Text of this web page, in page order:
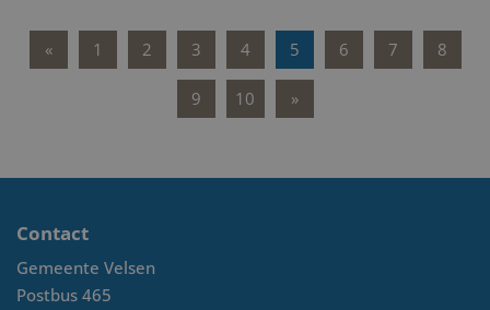
« 1 2 3 4 5 6 7 8
9 10 »
Contact
Gemeente Velsen
Postbus 465